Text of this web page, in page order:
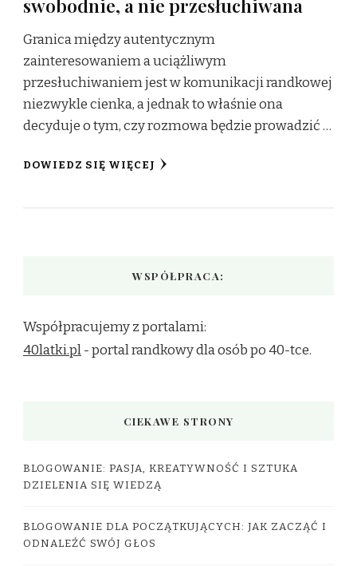
swobodnie, a nie przesłuchiwana
Granica między autentycznym
zainteresowaniem a uciążliwym
przesłuchiwaniem jest w komunikacji randkowej
niezwykle cienka, a jednak to właśnie ona
decyduje o tym, czy rozmowa będzie prowadzić …
DOWIEDZ SIĘ WIĘCEJ
WSPÓŁPRACA:
Współpracujemy z portalami:
40latki.pl- portal randkowy dla osób po 40-tce.
CIEKAWE STRONY
BLOGOWANIE: PASJA, KREATYWNOŚĆ I SZTUKA
DZIELENIA SIĘ WIEDZĄ
BLOGOWANIE DLA POCZĄTKUJĄCYCH: JAK ZACZĄĆ I
ODNALEŹĆ SWÓJ GŁOS